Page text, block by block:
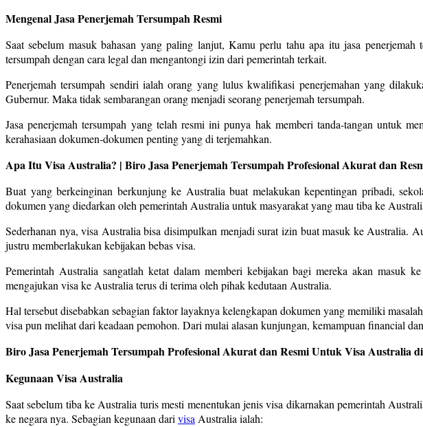
Mengenal Jasa Penerjemah Tersumpah Resmi
Saat sebelum masuk bahasan yang paling lanjut, Kamu perlu tahu apa itu jasa
tersumpah dengan cara legal dan mengantongi izin dari pemerintah terkait.
Penerjemah tersumpah sendiri ialah orang yang lulus kwalifikasi penerjemahan yang
Gubernur. Maka tidak sembarangan orang menjadi seorang penerjemah tersumpah.
Jasa penerjemah tersumpah yang telah resmi ini punya hak memberi tanda-tangan untuk
kerahasiaan dokumen-dokumen penting yang di terjemahkan.
Apa Itu Visa Australia? | Biro Jasa Penerjemah Tersumpah Profesional Akurat dan
Buat yang berkeinginan berkunjung ke Australia buat melakukan kepentingan pribadi,
dokumen yang diedarkan oleh pemerintah Australia untuk masyarakat yang mau tiba ke
Sederhanan nya, visa Australia bisa disimpulkan menjadi surat izin buat masuk ke Australia.
justru memberlakukan kebijakan bebas visa.
Pemerintah Australia sangatlah ketat dalam memberi kebijakan bagi mereka akan masuk
mengajukan visa ke Australia terus di terima oleh pihak kedutaan Australia.
Hal tersebut disebabkan sebagian faktor layaknya kelengkapan dokumen yang memiliki
visa pun melihat dari keadaan pemohon. Dari mulai alasan kunjungan, kemampuan financial
Biro Jasa Penerjemah Tersumpah Profesional Akurat dan Resmi Untuk Visa Australia
Kegunaan Visa Australia
Saat sebelum tiba ke Australia turis mesti menentukan jenis visa dikarnakan pemerintah
ke negara nya. Sebagian kegunaan dari visa Australia ialah: